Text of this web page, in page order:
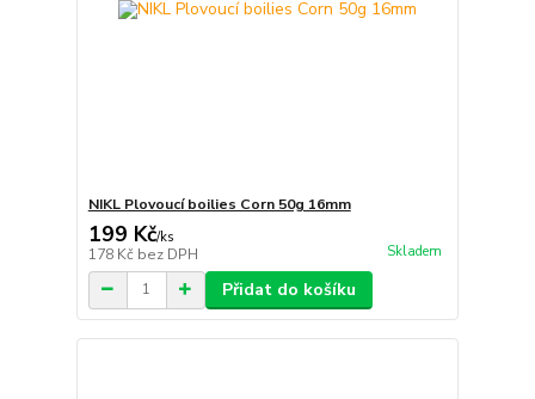
NIKL Plovoucí boilies Corn 50g 16mm
199 Kč/ks
178 Kč bez DPH Skladem
Přidat do košíku